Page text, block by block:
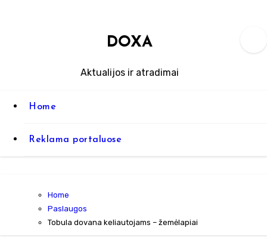
DOXA
Aktualijos ir atradimai
Home
Reklama portaluose
Home
Paslaugos
Tobula dovana keliautojams – žemėlapiai